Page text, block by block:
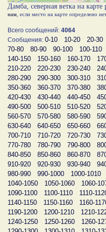
Дамба, северная ветка на
нам , если место на карте определено
Всего сообщений: 4064
Сообщения: 0-10 10-20 20-30
70-80
80-90 90-100 100-110
140-150
150-160 160-170
210-220
220-230 230-240
280-290
290-300 300-310
350-360
360-370 370-380
420-430
430-440 440-450
490-500
500-510 510-520
560-570
570-580 580-590
630-640
640-650 650-660
700-710
710-720 720-730
770-780
780-790 790-800
840-850
850-860 860-870
910-920
920-930 930-940
980-990
990-1000 1000-1010
1040-1050
1050-1060 1060-
1090-1100
1100-1110 1110-
1140-1150
1150-1160 1160-
1190-1200
1200-1210 1210-
1240-1250
1250-1260 1260-